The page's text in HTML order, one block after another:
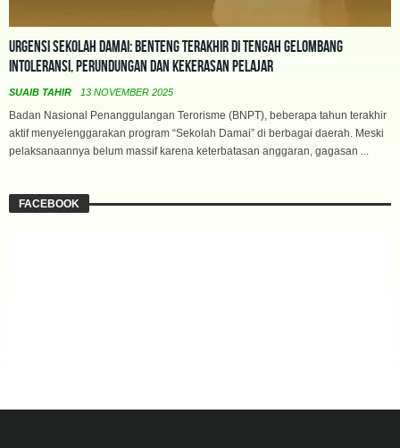
Urgensi Sekolah Damai: Benteng Terakhir di Tengah Gelombang
Intoleransi, Perundungan dan Kekerasan Pelajar
SUAIB TAHIR 13 NOVEMBER 2025
Badan Nasional Penanggulangan Terorisme (BNPT), beberapa tahun terakhir
aktif menyelenggarakan program “Sekolah Damai” di berbagai daerah. Meski
pelaksanaannya belum massif karena keterbatasan anggaran, gagasan ...
FACEBOOK